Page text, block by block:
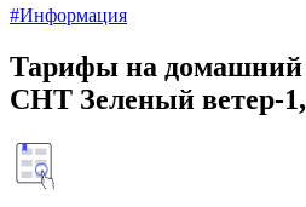
#Информация
Тарифы на домашний
СНТ Зеленый ветер-